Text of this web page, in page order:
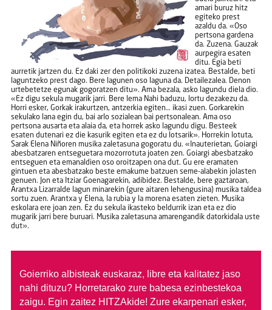
amari buruz hitz
egiteko prest
azaldu da. «Oso
pertsona gardena
da. Zuzena. Gauzak
aurpegira esaten
ditu. Egia beti
aurretik jartzen du. Ez daki zer den politikoki zuzena izatea. Bestalde, beti
laguntzeko prest dago. Bere lagunen oso laguna da. Detailezalea. Denon
urtebetetze egunak gogoratzen ditu». Ama bezala, asko lagundu diela dio.
«Ez digu sekula mugarik jarri. Bere lema Nahi baduzu, lortu dezakezu da.
Horri esker, Gorkak irakurtzen, antzerkia egiten… ikasi zuen. Gorkarekin
sekulako lana egin du, bai arlo sozialean bai pertsonalean. Ama oso
pertsona ausarta eta alaia da, eta horrek asko lagundu digu. Besteek
esaten dutenari ez die kasurik egiten eta ez du lotsarik». Horrekin lotuta,
Sarak Elena Niñoren musika zaletasuna gogoratu du. «Inauterietan, Goiargi
abesbatzaren entseguetara mozorrotuta joaten zen. Goiargi abesbatzako
entseguen eta emanaldien oso oroitzapen ona dut. Gu ere eramaten
gintuen eta abesbatzako beste emakume batzuen seme-alabekin jolasten
genuen. Jon eta Itziar Goenagarekin, adibidez. Bestalde, bere gaztaroan,
Arantxa Lizarralde lagun minarekin (gure aitaren lehengusina) musika taldea
sortu zuen. Arantxa y Elena, la rubia y la morena esaten zieten. Musika
eskolara ere joan zen. Ez du sekula ikasteko beldurrik izan eta ez dio
mugarik jarri bere buruari. Musika zaletasuna amarengandik datorkidala uste
dut».
Goierriko albisteak euskaraz, libre eta kalitatez jaso
nahi dituzu? Horretarako zure babesa ezinbestekoa
zaigu. Egin zaitez HITZAkide! Zure ekarpenari esker,